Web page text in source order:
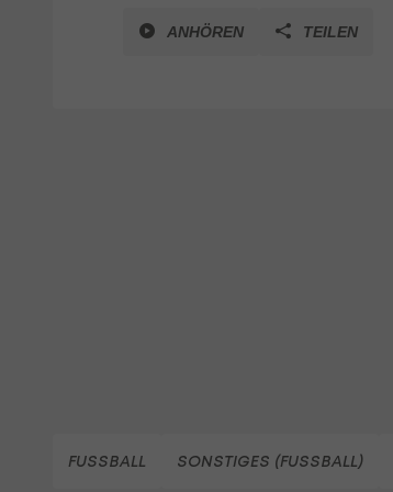
ANHÖREN TEILEN
FUSSBALL SONSTIGES (FUSSBALL)